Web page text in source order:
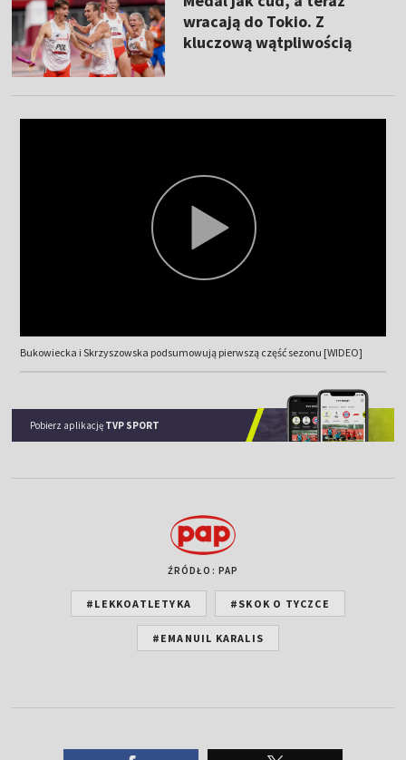
wracają do Tokio. Z
kluczową wątpliwością
Bukowiecka i Skrzyszowska podsumowują pierwszą część sezonu [WIDEO]
Pobierz aplikację TVP SPORT
ŹRÓDŁO: PAP
#LEKKOATLETYKA #SKOK O TYCZCE
#EMANUIL KARALIS